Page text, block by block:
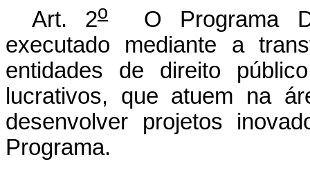
Art. 2oO Programa
executado mediante a
entidades de direito
lucrativos, que atuem na
desenvolver projetos
Programa.